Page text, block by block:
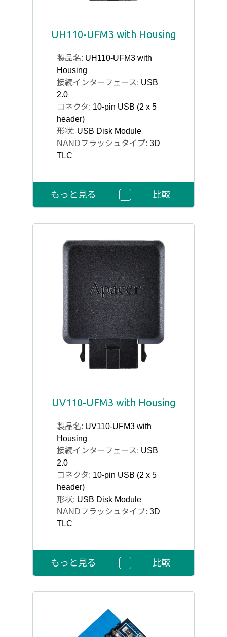
UH110-UFM3 with Housing
製品名: UH110-UFM3 with
Housing
接続インターフェース: USB
2.0
コネクタ: 10-pin USB (2 x 5
header)
形状: USB Disk Module
NANDフラッシュタイプ: 3D
TLC
もっと見る 比較
UV110-UFM3 with Housing
製品名: UV110-UFM3 with
Housing
接続インターフェース: USB
2.0
コネクタ: 10-pin USB (2 x 5
header)
形状: USB Disk Module
NANDフラッシュタイプ: 3D
TLC
もっと見る 比較